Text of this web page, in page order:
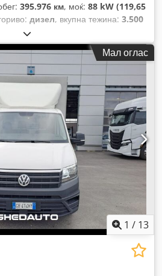
395.976 км, моќ: 88 kW (119,65
дизел, вкупна тежина: 3.500
на товар:
класа:Еуро 4,
Мал оглас
1 / 13